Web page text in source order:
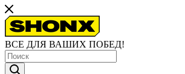
ВСЕ ДЛЯ ВАШИХ ПОБЕД!